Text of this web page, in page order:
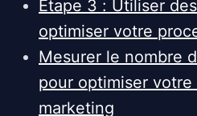
Étape 3 : Utiliser
optimiser votre
Mesurer le nombre
pour optimiser
marketing